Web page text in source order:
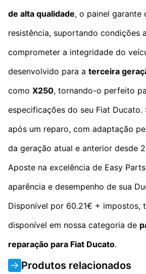
de alta qualidade, o painel garante
resistência, suportando condições
comprometer a integridade do
desenvolvido para a terceira
como X250, tornando-o perfeito
especificações do seu Fiat Ducato.
após um reparo, com adaptação
da geração atual e anterior desde
Aposte na excelência de Easy
aparência e desempenho de sua
Disponível por 60.21€ + impostos,
disponível em nossa categoria de
reparação para Fiat Ducato.
Produtos relacionados